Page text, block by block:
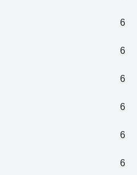
6
6
6
6
6
6